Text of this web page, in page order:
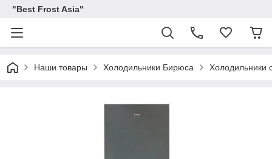
"Best Frost Asia"
Наши товары Холодильники Бирюса Холодильники